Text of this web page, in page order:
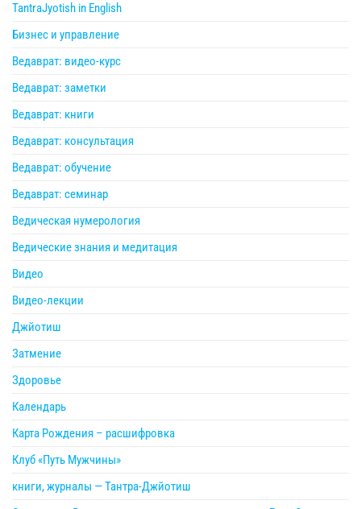
TantraJyotish in English
Бизнес и управление
Ведаврат: видео-курс
Ведаврат: заметки
Ведаврат: книги
Ведаврат: консультация
Ведаврат: обучение
Ведаврат: семинар
Ведическая нумерология
Ведические знания и медитация
Видео
Видео-лекции
Джйотиш
Затмение
Здоровье
Календарь
Карта Рождения – расшифровка
Клуб «Путь Мужчины»
книги, журналы — Тантра-Джйотиш